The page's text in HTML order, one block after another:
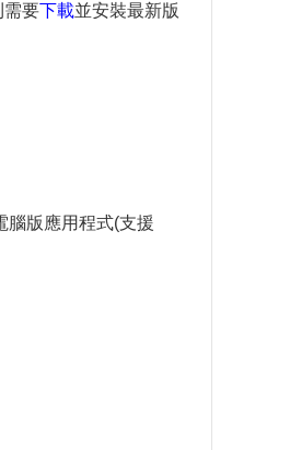
需要下載並安裝最新版
腦版應用程式(支援